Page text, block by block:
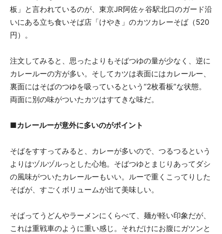
板」と言われているのが、東京JR阿佐ヶ谷駅北口のガード沿
いにある立ち食いそば店「けやき」のカツカレーそば（520
円）。
注文してみると、思ったよりもそばつゆの量が少なく、逆に
カレールーの方が多い。そしてカツは表面にはカレールー、
裏面にはそばのつゆを吸っているという“2枚看板”な状態。
両面に別の味がついたカツはすてきな味だ。
■カレールーが意外に多いのがポイント
そばをすすってみると、カレーが多いので、つるつるという
よりはヅルヅルっとした心地。そばつゆとまじりあってダシ
の風味がついたカレールーもいい。ルーで重くこってりした
そばが、すごくボリュームが出て美味しい。
そばってうどんやラーメンにくらべて、麺が軽い印象だが、
これは重戦車のように重い感じ。それだけにお腹にガツンと